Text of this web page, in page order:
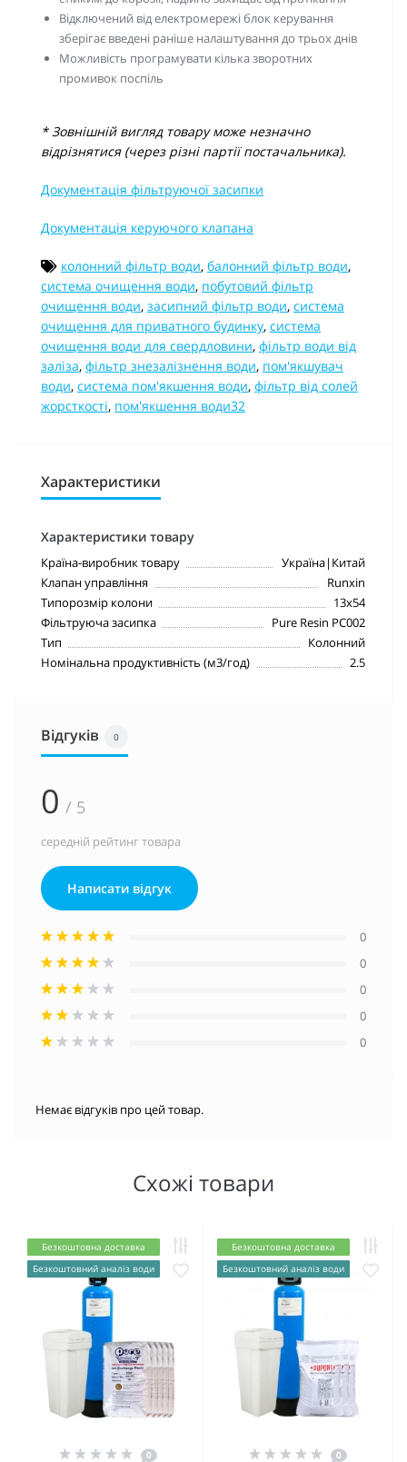
Відключений від електромережі блок керування
зберігає введені раніше налаштування до трьох днів
Можливість програмувати кілька зворотних
промивок поспіль
* Зовнішній вигляд товару може незначно
відрізнятися (через різні партії постачальника).
Документація фільтруючої засипки
Документація керуючого клапана
колонний фільтр води, балонний фільтр води,
система очищення води, побутовий фільтр
очищення води, засипний фільтр води, система
очищення для приватного будинку, система
очищення води для свердловини, фільтр води від
заліза, фільтр знезалізнення води, пом'якшувач
води, система пом'якшення води, фільтр від солей
жорсткості, пом'якшення води32
Характеристики
Характеристики товару
Країна-виробник товару
Україна|Китай
Клапан управління
Runxin
Типорозмір колони
13х54
Фільтруюча засипка
Pure Resin PC002
Тип
Колонний
Номінальна продуктивність (м3/год)
2.5
Відгуків 0
0 / 5
середній рейтинг товара
Написати відгук
0
0
0
0
0
Немає відгуків про цей товар.
Схожі товари
Безкоштовна доставка
Безкоштовний аналіз води
0
Безкоштовна доставка
Безкоштовний аналіз води
0